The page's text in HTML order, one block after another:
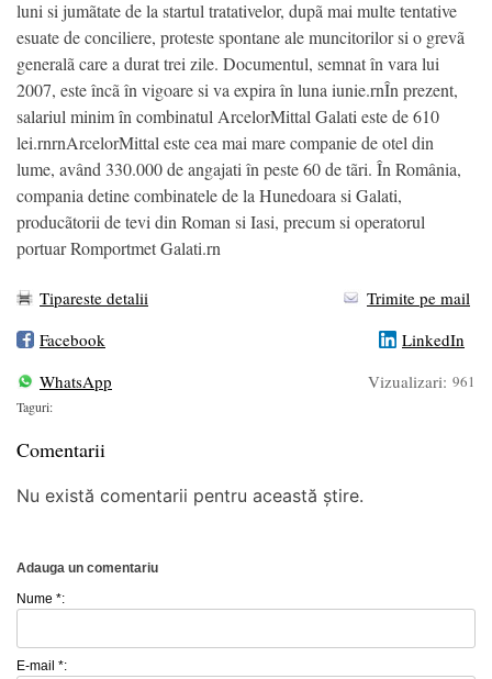
luni si jumãtate de la startul tratativelor, dupã mai multe tentative
esuate de conciliere, proteste spontane ale muncitorilor si o grevã
generalã care a durat trei zile. Documentul, semnat în vara lui
2007, este încã în vigoare si va expira în luna iunie.rnÎn prezent,
salariul minim în combinatul ArcelorMittal Galati este de 610
lei.rnrnArcelorMittal este cea mai mare companie de otel din
lume, având 330.000 de angajati în peste 60 de tãri. În România,
compania detine combinatele de la Hunedoara si Galati,
producãtorii de tevi din Roman si Iasi, precum si operatorul
portuar Romportmet Galati.rn
Tipareste detalii
Trimite pe mail
Facebook
LinkedIn
WhatsApp
Vizualizari: 961
Taguri:
Comentarii
Nu există comentarii pentru această știre.
Adauga un comentariu
Nume *:
E-mail *: